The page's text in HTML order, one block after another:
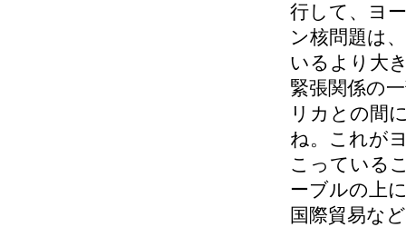
行して、ヨ
ン核問題は
いるより大
緊張関係の
リカとの間
ね。これが
こっている
ーブルの上
国際貿易な